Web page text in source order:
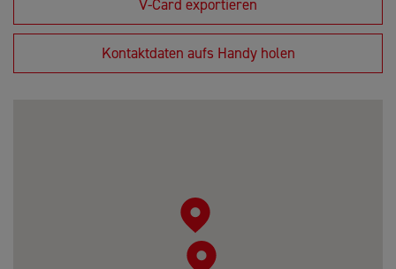
V-Card exportieren
Kontaktdaten aufs Handy holen